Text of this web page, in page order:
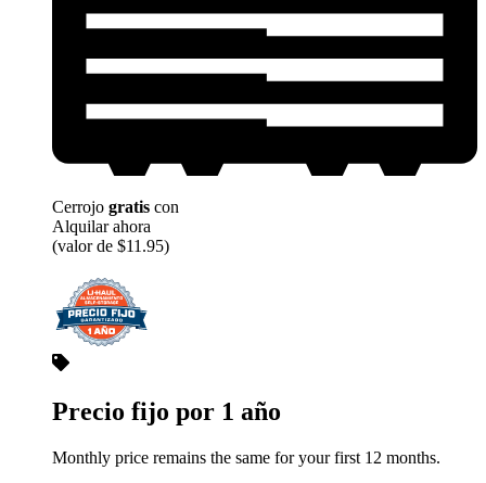
Cerrojo gratis con
Alquilar ahora
(valor de $11.95)
Precio fijo por 1 año
Monthly price remains the same for your first 12 months.